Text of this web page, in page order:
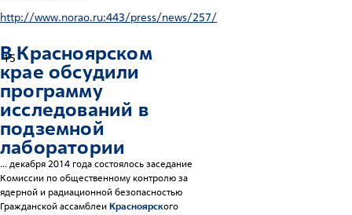
http://www.norao.ru:443/press/news/257/
15
ВКрасноярском
крае обсудили
программу
исследований в
подземной
лаборатории
... декабря 2014 года состоялось заседание
Комиссии по общественному контролю за
ядерной и радиационной безопасностью
Гражданской ассамблеиКрасноярского